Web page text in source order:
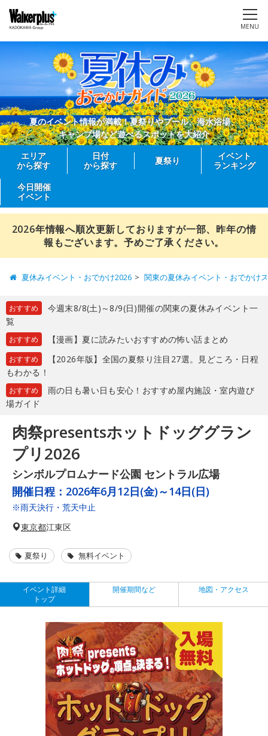
MENU
夏のイベント情報が満載！夏祭りやプール、海水浴場、
キャンプ場など遊べるスポットを大紹介
エリア
から探す
日付
から探す
夏祭り
イベント
ランキング
今日開催
イベント
2026年情報へ順次更新しておりますが一部、昨年の情
報もございます。予めご了承ください。
夏休みイベント・おでかけ2026 関東の夏休みイベント・おでかけ
おすすめ
今週末8/8(土)～8/9(日)開催の関東の夏休みイベント一
覧
おすすめ 【漫画】夏に読みたいおすすめの怖い話まとめ
おすすめ
【2026年版】全国の夏祭り注目27選。見どころ・日程
もわかる！
おすすめ
雨の日も暑い日も安心！おすすめ屋内施設・室内遊び
場ガイド
肉祭presentsホットドッググラン
プリ2026
シンボルプロムナード公園 セントラル広場
開催日程： 2026年6月12日(金)～14日(日)
※雨天決行・荒天中止
東京都江東区
夏祭り 無料イベント
イベント詳細
トップ
開催期間など 地図・アクセス